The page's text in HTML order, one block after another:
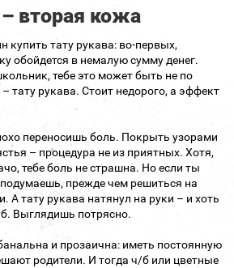
вторая кожа
купить тату рукава: во-первых,
обойдется в немалую сумму денег.
тебе это может быть не по
тату рукава. Стоит недорого, а эффект
переносишь боль. Покрыть узорами
– процедура не из приятных. Хотя,
тебе боль не страшна. Но если ты
прежде чем решиться на
А тату рукава натянул на руки – и хоть
Выглядишь потрясно.
и прозаична: иметь постоянную
родители. И тогда ч/б или цветные